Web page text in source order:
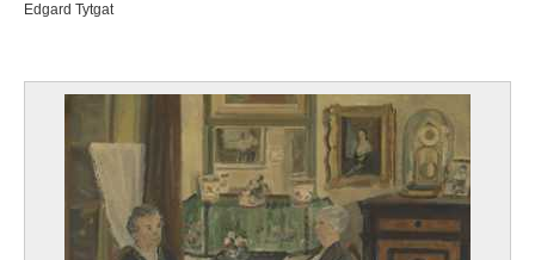
Edgard Tytgat